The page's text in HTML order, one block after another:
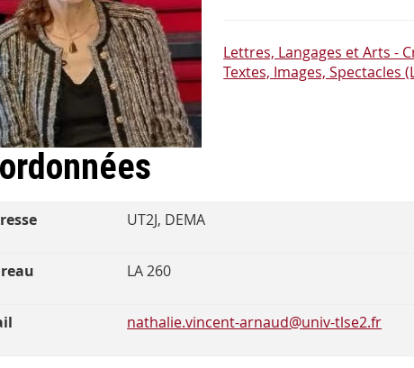
Lettres, Langages et Arts -
Textes, Images, Spectacles
UT2J, DEMA
LA 260
nathalie.vincent-arnaud@univ-tlse2.fr